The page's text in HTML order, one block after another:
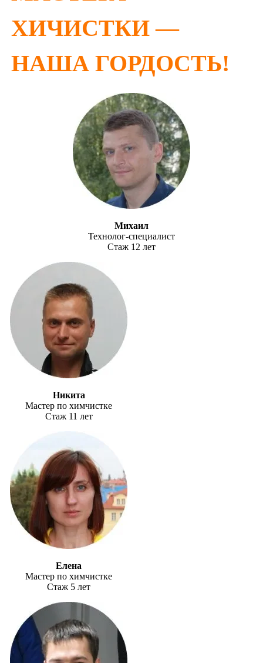
ХИЧИСТКИ —
НАША ГОРДОСТЬ!
Михаил
Технолог-специалист
Стаж 12 лет
Никита
Мастер по химчистке
Стаж 11 лет
Елена
Мастер по химчистке
Стаж 5 лет